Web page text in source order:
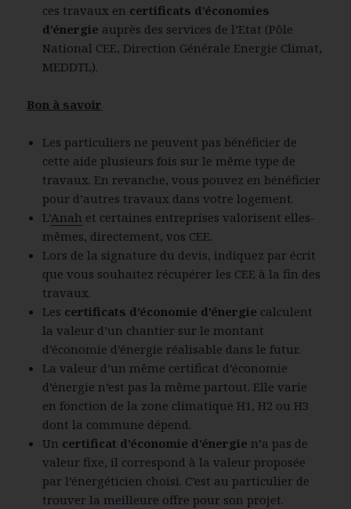
ces travaux en certificats d’économies
d’énergie auprès des services de l’Etat (Pôle
National CEE, Direction Générale Energie Climat,
MEDDTL).
Bon à savoir
Les particuliers ne peuvent pas bénéficier de
cette aide plusieurs fois sur le même type de
travaux. En revanche, vous pouvez en bénéficier
pour d’autres travaux dans votre logement.
L’Anah et certaines entreprises valorisent elles-
mêmes, directement, vos CEE.
Lors de la signature du devis, indiquez par écrit
que vous souhaitez récupérer les CEE à la fin des
travaux.
Les certificats d’économie d’énergie calculent
la valeur d’un chantier sur le montant
d’économie d’énergie réalisable dans le futur.
La valeur d’un même certificat d’économie
d’énergie n’est pas la même partout. Elle varie
en fonction de la zone climatique H1, H2 ou H3
dont la commune dépend.
Un certificat d’économie d’énergie n’a pas de
valeur fixe, il correspond à la valeur proposée
par l’énergéticien choisi. C’est au particulier de
trouver la meilleure offre pour son projet.